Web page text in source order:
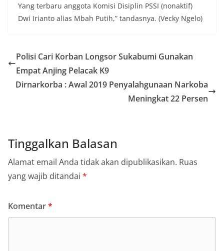
Yang terbaru anggota Komisi Disiplin PSSI (nonaktif)
Dwi Irianto alias Mbah Putih,” tandasnya. (Vecky Ngelo)
Polisi Cari Korban Longsor Sukabumi Gunakan
Empat Anjing Pelacak K9
Dirnarkorba : Awal 2019 Penyalahgunaan Narkoba
Meningkat 22 Persen
Tinggalkan Balasan
Alamat email Anda tidak akan dipublikasikan. Ruas
yang wajib ditandai *
Komentar*